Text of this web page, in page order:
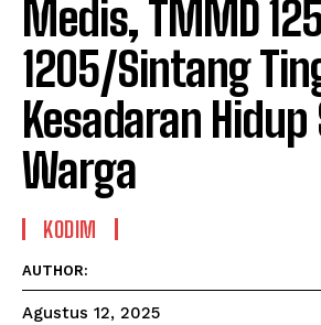
Medis, TMMD
1205/Sintang
Kesadaran
Warga
KODIM
AUTHOR:
Agustus 12, 2025